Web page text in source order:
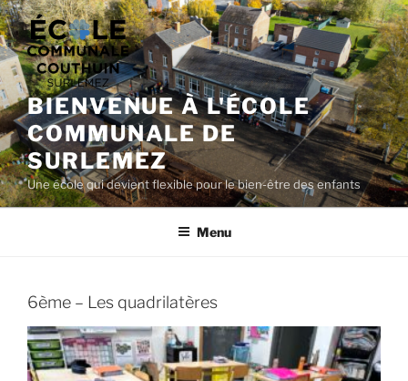
Aller
au
contenu
principal
BIENVENUE À L'ÉCOLE
COMMUNALE DE
SURLEMEZ
Une école qui devient flexible pour le bien-être des enfants
Menu
6ème – Les quadrilatères